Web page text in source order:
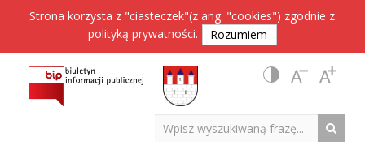
Strona korzysta z "ciasteczek"(z ang. "cookies") zgodnie z
polityką prywatności. Rozumiem